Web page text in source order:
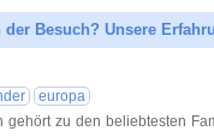
Besuch? Unsere
europa
gehört zu den beliebtesten